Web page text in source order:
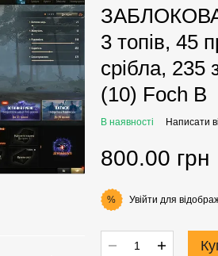
3 топів, 45
срібла, 235
(10) Foch B
В наявності Написати
800.00 грн
% Увійти для